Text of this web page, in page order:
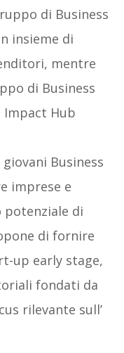
di Business
insieme di
mentre
di Business
Impact Hub
giovani Business
imprese e
potenziale di
di fornire
up early stage,
fondati da
rilevante sull’​